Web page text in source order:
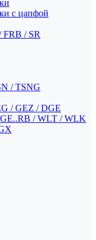
с цапфой
FRB / SR
/ TSNG
/ GEZ / DGE
/ WLT / WLK